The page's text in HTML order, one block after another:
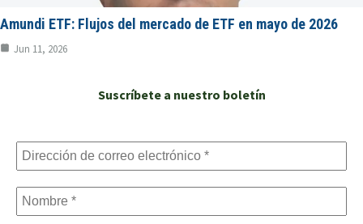
Amundi ETF: Flujos del mercado de ETF en mayo de 2026
Jun 11, 2026
Suscríbete a nuestro boletín